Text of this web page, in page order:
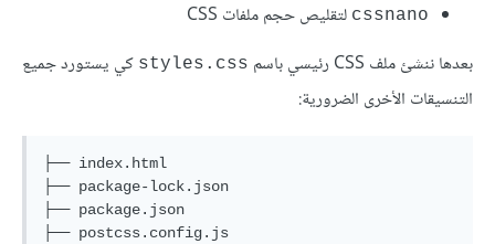
cssnano لتقليص حجم ملفات CSS
بعدها ننشئ ملف CSS رئيسي باسم
styles.css كي يستورد جميع
التنسيقات الأخرى الضرورية:
├── index.html
├── package-lock.json
├── package.json
├── postcss.config.js